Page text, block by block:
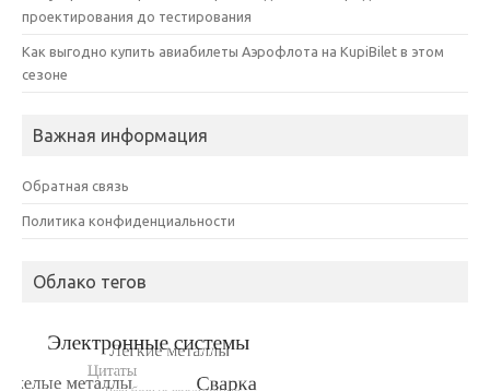
проектирования до тестирования
Как выгодно купить авиабилеты Аэрофлота на KupiBilet в этом
сезоне
Важная информация
Обратная связь
Политика конфиденциальности
Облако тегов